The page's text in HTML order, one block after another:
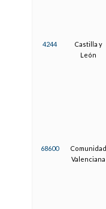
4244
Castilla y
León
68600
Comunidad
Valenciana